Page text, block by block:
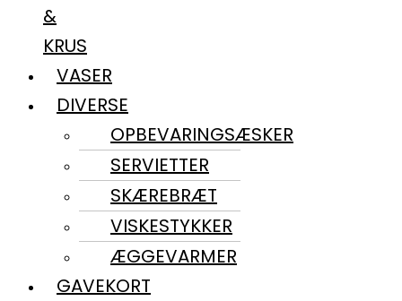
&
KRUS
VASER
DIVERSE
OPBEVARINGSÆSKER
SERVIETTER
SKÆREBRÆT
VISKESTYKKER
ÆGGEVARMER
GAVEKORT